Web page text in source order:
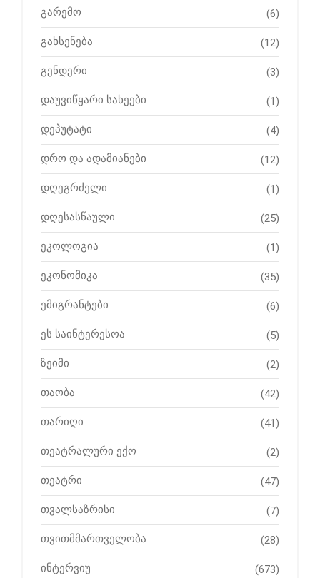
გარემო (6)
გახსენება (12)
გენდერი (3)
დაუვიწყარი სახეები (1)
დეპუტატი (4)
დრო და ადამიანები (12)
დღეგრძელი (1)
დღესასწაული (25)
ეკოლოგია (1)
ეკონომიკა (35)
ემიგრანტები (6)
ეს საინტერესოა (5)
ზეიმი (2)
თაობა (42)
თარიღი (41)
თეატრალური ექო (2)
თეატრი (47)
თვალსაზრისი (7)
თვითმმართველობა (28)
ინტერვიუ (673)